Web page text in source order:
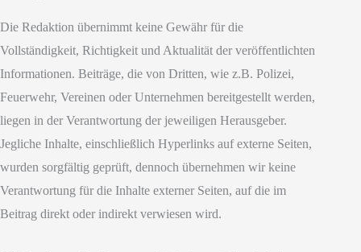
Die Redaktion übernimmt keine Gewähr für die
Vollständigkeit, Richtigkeit und Aktualität der veröffentlichten
Informationen. Beiträge, die von Dritten, wie z.B. Polizei,
Feuerwehr, Vereinen oder Unternehmen bereitgestellt werden,
liegen in der Verantwortung der jeweiligen Herausgeber.
Jegliche Inhalte, einschließlich Hyperlinks auf externe Seiten,
wurden sorgfältig geprüft, dennoch übernehmen wir keine
Verantwortung für die Inhalte externer Seiten, auf die im
Beitrag direkt oder indirekt verwiesen wird.